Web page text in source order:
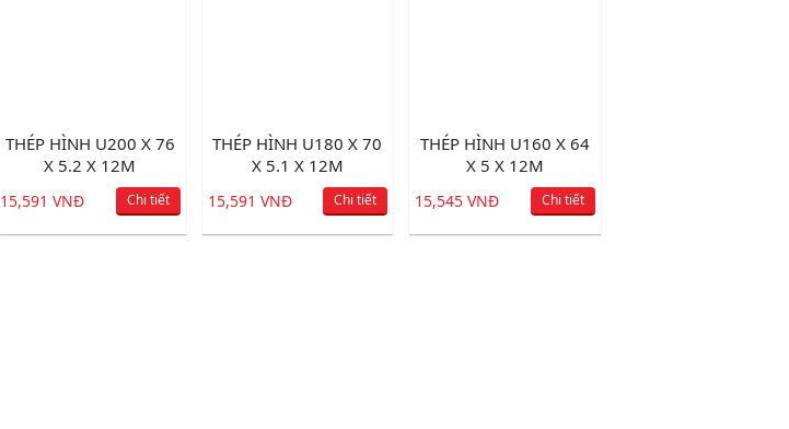
THÉP HÌNH U200 X 76
X 5.2 X 12M
15,591 VNĐ Chi tiết
THÉP HÌNH U180 X 70
X 5.1 X 12M
15,591 VNĐ Chi tiết
THÉP HÌNH U160 X 64
X 5 X 12M
15,545 VNĐ Chi tiết